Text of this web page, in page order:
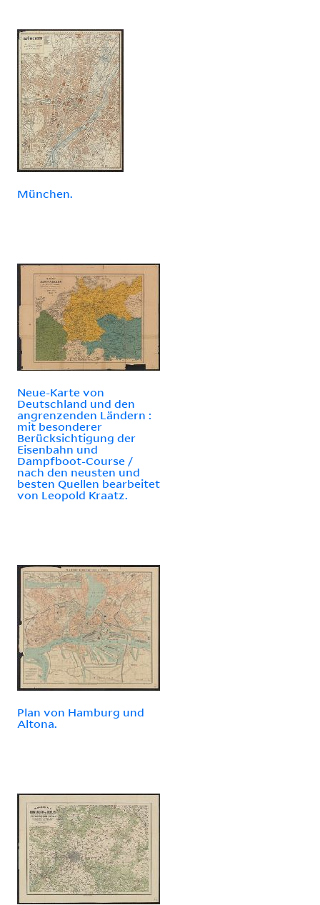
München.
Neue-Karte von
Deutschland und den
angrenzenden Ländern :
mit besonderer
Berücksichtigung der
Eisenbahn und
Dampfboot-Course /
nach den neusten und
besten Quellen bearbeitet
von Leopold Kraatz.
Plan von Hamburg und
Altona.